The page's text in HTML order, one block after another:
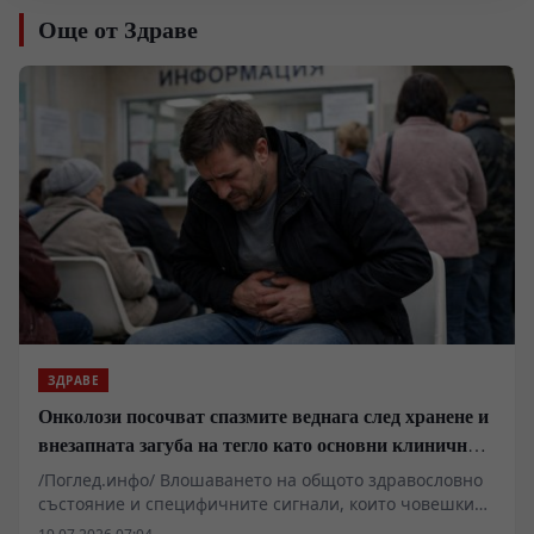
Още от Здраве
ЗДРАВЕ
Онколози посочват спазмите веднага след хранене и
внезапната загуба на тегло като основни клинични
сигнали за туморни процеси
/Поглед.инфо/ Влошаването на общото здравословно
състояние и специфичните сигнали, които човешкият
организъм изпраща по време и непосредствено след